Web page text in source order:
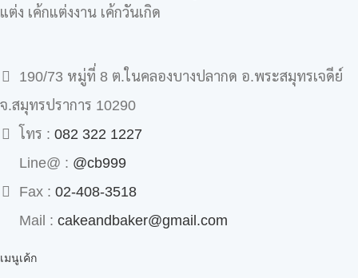
แต่ง เค้กแต่งงาน เค้กวันเกิด
190/73 หมู่ที่ 8 ต.ในคลองบางปลากด อ.พระสมุทรเจดีย์
จ.สมุทรปราการ 10290
โทร : 082 322 1227
Line@ : @cb999
Fax : 02-408-3518
Mail : cakeandbaker@gmail.com
เมนูเค้ก